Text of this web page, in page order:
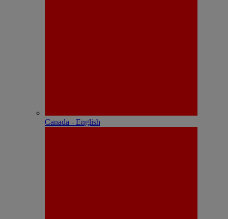
Canada - English